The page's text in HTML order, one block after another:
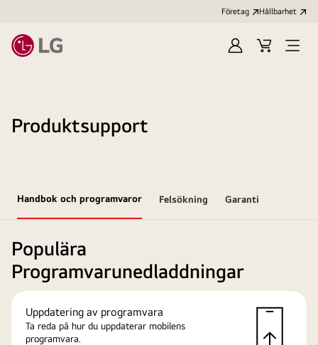
Företag Hållbarhet
LoggaKundvagn
Produktsupport
Handbok och programvaror Felsökning Garanti
Populära
Programvarunedladdningar
Uppdatering av programvara
Ta reda på hur du uppdaterar mobilens
programvara.